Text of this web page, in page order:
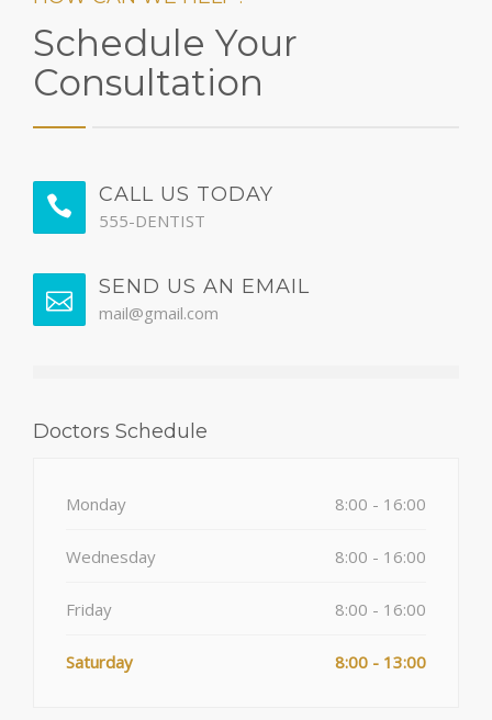
Schedule Your
Consultation
CALL US TODAY
555-DENTIST
SEND US AN EMAIL
mail@gmail.com
Doctors Schedule
Monday 8:00 - 16:00
Wednesday 8:00 - 16:00
Friday 8:00 - 16:00
Saturday 8:00 - 13:00